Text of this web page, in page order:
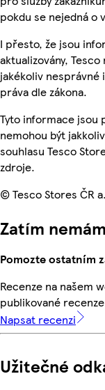
pokdu se nejedná o
I přesto, že jsou
aktualizovány,
jakékoliv nesprávné
práva dle zákona.
Tyto informace jsou
nemohou být
souhlasu Tesco
zdroje.
© Tesco Stores ČR
Zatím
Pomozte ostatním
Recenze na našem
publikované
Napsat recenzi
Užitečné